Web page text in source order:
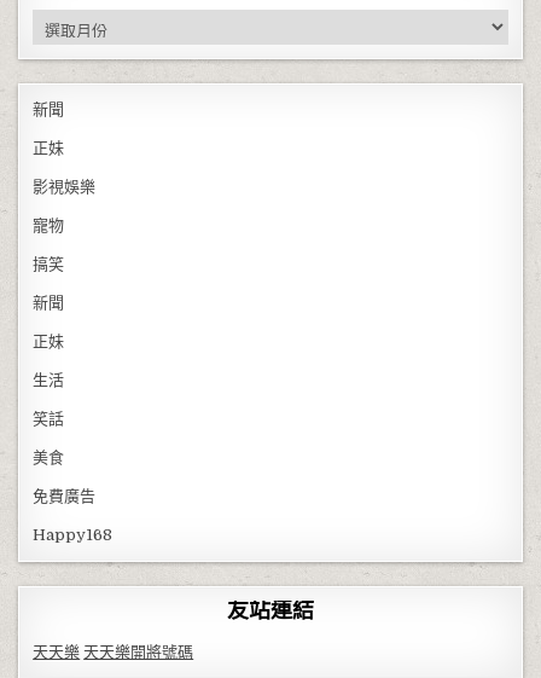
彙整
新聞
正妹
影視娛樂
寵物
搞笑
新聞
正妹
生活
笑話
美食
免費廣告
Happy168
友站連結
天天樂 天天樂開將號碼